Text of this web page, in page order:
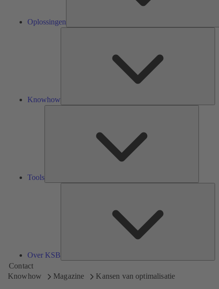
Oplossingen
Knowhow
Tools
Over KSB
Contact
Knowhow
Magazine Kansen van optimalisatie